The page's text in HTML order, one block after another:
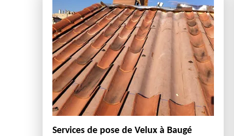
Services de pose de Velux à Baugé